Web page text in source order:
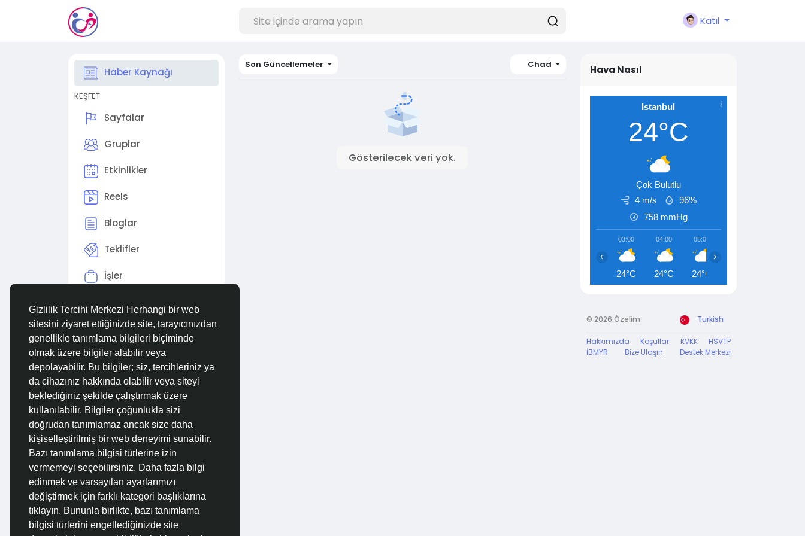
Gizlilik Tercihi Merkezi Herhangi bir web
sitesini ziyaret ettiğinizde site, tarayıcınızdan
genellikle tanımlama bilgileri biçiminde
olmak üzere bilgiler alabilir veya
depolayabilir. Bu bilgiler; siz, tercihleriniz ya
da cihazınız hakkında olabilir veya siteyi
beklediğiniz şekilde çalıştırmak üzere
kullanılabilir. Bilgiler çoğunlukla sizi
doğrudan tanımlamaz ancak size daha
kişiselleştirilmiş bir web deneyimi sunabilir.
Bazı tanımlama bilgisi türlerine izin
vermemeyi seçebilirsiniz. Daha fazla bilgi
edinmek ve varsayılan ayarlarımızı
değiştirmek için farklı kategori başlıklarına
tıklayın. Bununla birlikte, bazı tanımlama
bilgisi türlerini engellediğinizde site
Katıl
Haber Kaynağı
KEŞFET
Sayfalar
Gruplar
Etkinlikler
Reels
Bloglar
Teklifler
İşler
Filmler
Son Güncellemeler Chad
Gösterilecek veri yok.
Hava Nasıl
Istanbul
24°C
Çok Bulutlu
4 m/s
96%
758 mmHg
03:00
24°C
04:00
24°C
05:00
24°C
‹ ›
© 2026 Özelim Turkish
Hakkımızda Koşullar KVKK
HSVTP
İBMYR
Bize Ulaşın Destek Merkezi